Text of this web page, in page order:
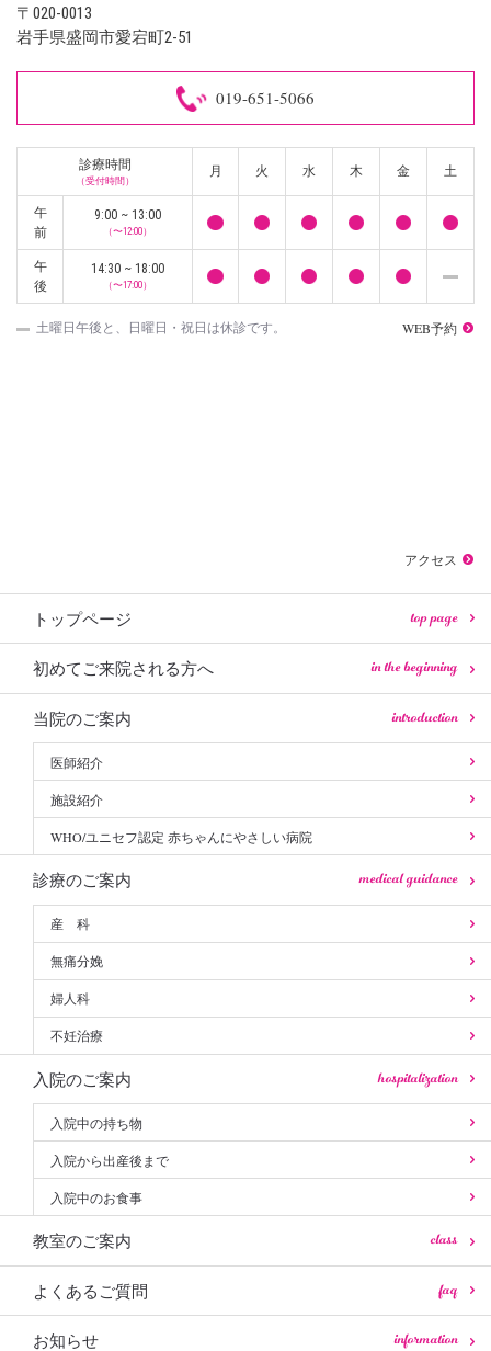
〒020-0013
岩手県盛岡市愛宕町2-51
019-651-5066
診療時間
（受付時間）
月 火 水 木 金 土
午
前
9:00 ~ 13:00
（〜12:00）
午
後
14:30 ~ 18:00
（〜17:00）
土曜日午後と、日曜日・祝日は休診です。 WEB予約
アクセス
トップページ top page
初めてご来院される方へ in the beginning
当院のご案内 introduction
医師紹介
施設紹介
WHO/ユニセフ認定 赤ちゃんにやさしい病院
診療のご案内 medical guidance
産 科
無痛分娩
婦人科
不妊治療
入院のご案内 hospitalization
入院中の持ち物
入院から出産後まで
入院中のお食事
教室のご案内 class
よくあるご質問 faq
お知らせ information